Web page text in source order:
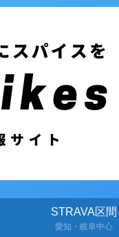
STRAVA区間
愛知・岐阜中心